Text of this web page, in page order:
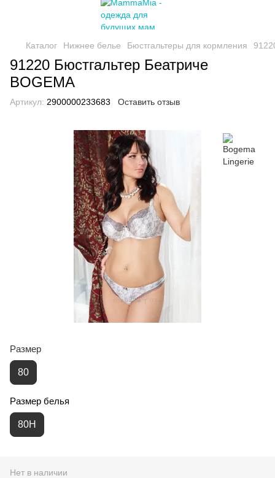
Каталог Нижнее белье Бюстгальтеры для кормления
91220 Бюстгальтер Беатриче
BOGEMA
Артикул: 2900000233683 Оставить отзыв
Размер
80
Размер белья
80H
Нет в наличии